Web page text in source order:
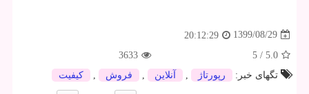
1399/08/29
20:12:29
5.0
/
5
3633
تگهای خبر:
رپورتاژ , آنلاین , فروش , كیفیت